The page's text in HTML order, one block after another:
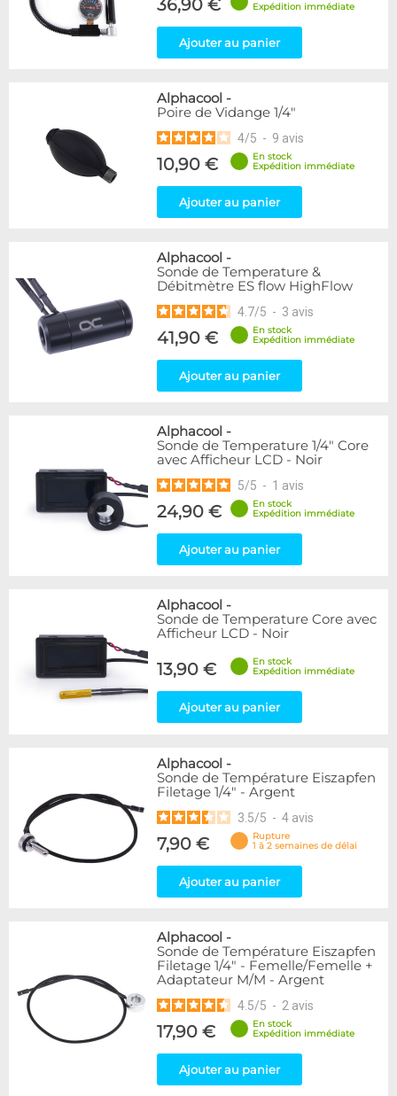
36,90 €
Expédition immédiate
Ajouter au panier
Alphacool -
Poire de Vidange 1/4"
4/5 - 9 avis
10,90 €
En stock
Expédition immédiate
Ajouter au panier
Alphacool -
Sonde de Temperature &
Débitmètre ES flow HighFlow
4.7/5 - 3 avis
41,90 €
En stock
Expédition immédiate
Ajouter au panier
Alphacool -
Sonde de Temperature 1/4" Core
avec Afficheur LCD - Noir
5/5 - 1 avis
24,90 €
En stock
Expédition immédiate
Ajouter au panier
Alphacool -
Sonde de Temperature Core avec
Afficheur LCD - Noir
13,90 €
En stock
Expédition immédiate
Ajouter au panier
Alphacool -
Sonde de Température Eiszapfen
Filetage 1/4" - Argent
3.5/5 - 4 avis
7,90 €
Rupture
1 à 2 semaines de délai
Ajouter au panier
Alphacool -
Sonde de Température Eiszapfen
Filetage 1/4" - Femelle/Femelle +
Adaptateur M/M - Argent
4.5/5 - 2 avis
17,90 €
En stock
Expédition immédiate
Ajouter au panier